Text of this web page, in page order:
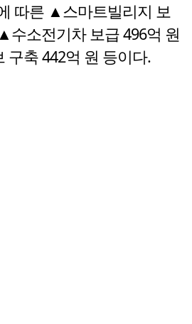
따른 ▲스마트빌리지 보
수소전기차 보급 496억 원
구축 442억 원 등이다.